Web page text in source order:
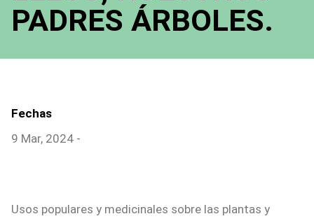
PADRES ÁRBOLES.
Fechas
9 Mar, 2024 -
Usos populares y medicinales sobre las plantas y